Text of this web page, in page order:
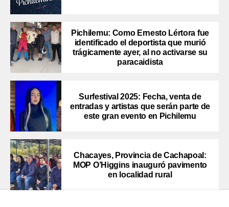
Pichilemu: Como Ernesto Lértora fue
identificado el deportista que murió
trágicamente ayer, al no activarse su
paracaidista
Surfestival 2025: Fecha, venta de
entradas y artistas que serán parte de
este gran evento en Pichilemu
Chacayes, Provincia de Cachapoal:
MOP O’Higgins inauguró pavimento
en localidad rural